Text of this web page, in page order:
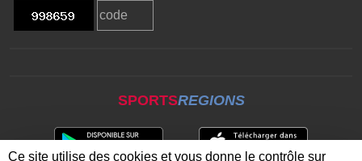
SPORTSREGIONS
Ce site utilise des cookies et vous donne le contrôle sur